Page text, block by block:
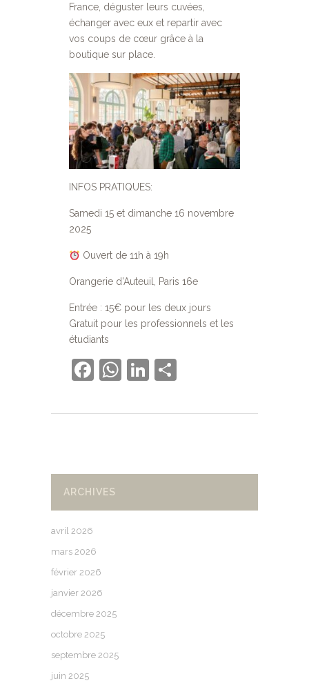
France, déguster leurs cuvées,
échanger avec eux et repartir avec
vos coups de cœur grâce à la
boutique sur place.
INFOS PRATIQUES:
Samedi 15 et dimanche 16 novembre
2025
Ouvert de 11h à 19h
Orangerie d’Auteuil, Paris 16e
Entrée : 15€ pour les deux jours
Gratuit pour les professionnels et les
étudiants
Facebook
WhatsApp
LinkedIn
ARCHIVES
avril 2026
mars 2026
février 2026
janvier 2026
décembre 2025
octobre 2025
septembre 2025
juin 2025